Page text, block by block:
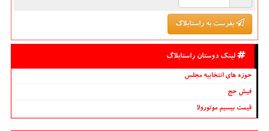
بفرست به راستابلاگ
لینک دوستان راستابلاگ
حوزه های انتخابیه مجلس
فیش حج
قیمت بیسیم موتورولا